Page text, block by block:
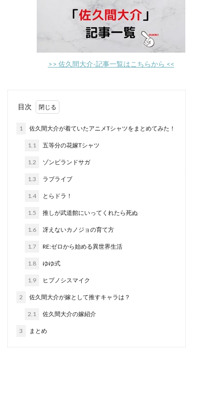
>> 佐久間大介-記事一覧はこちらから <<
目次
1 佐久間大介が着ていたアニメTシャツをまとめてみた！
1.1 五等分の花嫁Tシャツ
1.2 ゾンビランドサガ
1.3 ラブライブ
1.4 とらドラ！
1.5 推しが武道館にいってくれたら死ぬ
1.6 冴えないカノジョの育て方
1.7 RE:ゼロから始める異世界生活
1.8 ゆゆ式
1.9 ヒプノシスマイク
2 佐久間大介が嫁として推すキャラは？
2.1 佐久間大介の嫁紹介
3 まとめ